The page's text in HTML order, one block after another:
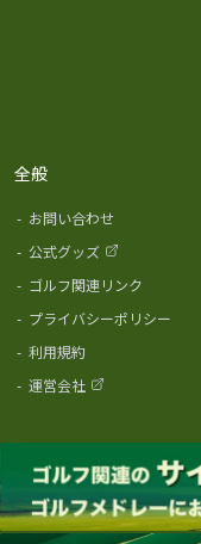
全般
- お問い合わせ
- 公式グッズ
- ゴルフ関連リンク
- プライバシーポリシー
- 利用規約
- 運営会社